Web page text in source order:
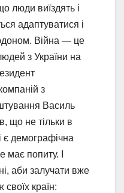
люди виїздять і
адаптуватися і
Війна — це
з України на
з
Василь
що не тільки в
є демографічна
попиту. І
аби залучати вже
своїх країн: